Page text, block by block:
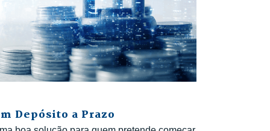
Depósito a Prazo